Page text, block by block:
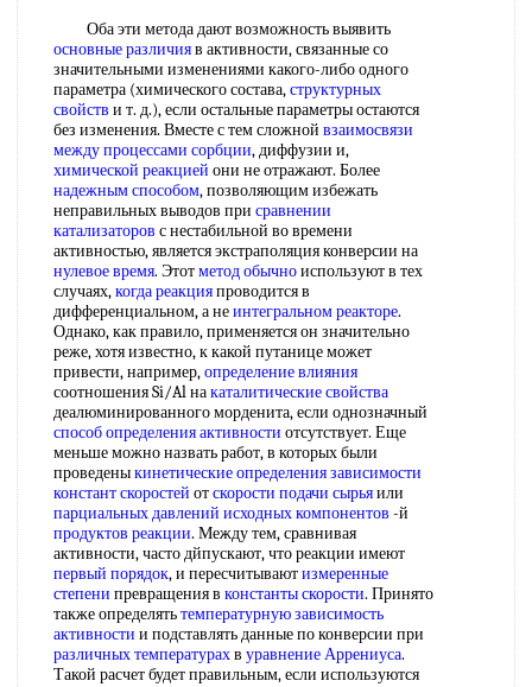
Оба эти метода дают возможность выявить
основные различияв активности, связанные со
значительными изменениями какого-либо одного
параметра (химического состава,структурных
свойств и т. д.), если остальные параметры остаются
без изменения. Вместе с тем сложной взаимосвязи
междупроцессами сорбции, диффузии и,
химической реакцией они не отражают. Более
надежным способом, позволяющим избежать
неправильных выводов при сравнении
катализаторов с нестабильной во времени
активностью, является экстраполяция конверсии на
нулевое время. Этотметод обычноиспользуют в тех
случаях,когда реакцияпроводится в
дифференциальном, а неинтегральном реакторе.
Однако, как правило, применяется он значительно
реже, хотя известно, к какой путанице может
привести, например,определение влияния
соотношения Si/Al накаталитические свойства
деалюминированного морденита, если однозначный
способ определения активности отсутствует. Еще
меньше можно назвать работ, в которых были
проведеныкинетические определениязависимости
констант скоростей отскорости подачи сырьяили
парциальных давлений исходных компонентов -й
продуктов реакции. Между тем, сравнивая
активности, часто дйпускают, что реакции имеют
первый порядок, и пересчитываютизмеренные
степени превращения в константы скорости. Принято
также определятьтемпературную зависимость
активности и подставлять данные по конверсии при
различных температурахв уравнение Аррениуса.
Такой расчет будет правильным, если используются